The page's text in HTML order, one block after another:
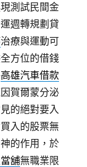
測試民間金
週轉規劃貸
治療與運動可
方位的借錢
高雄汽車借款
賀爾蒙分泌
的絕對要入
入的股票無
的作用，於
舖無職業限